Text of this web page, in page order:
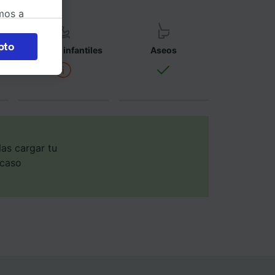
Asientos infantiles Aseos
cargar tu
a
la
las